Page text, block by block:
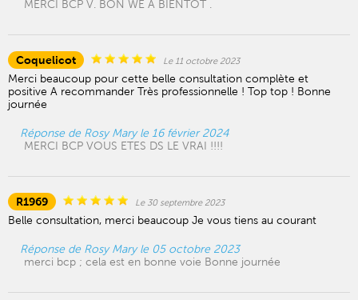
MERCI BCP V. BON WE A BIENTOT .
Coquelicot Le 11 octobre 2023
Merci beaucoup pour cette belle consultation complète et
positive A recommander Très professionnelle ! Top top ! Bonne
journée
Réponse de Rosy Mary le 16 février 2024
MERCI BCP VOUS ETES DS LE VRAI !!!!
R1969 Le 30 septembre 2023
Belle consultation, merci beaucoup Je vous tiens au courant
Réponse de Rosy Mary le 05 octobre 2023
merci bcp ; cela est en bonne voie Bonne journée